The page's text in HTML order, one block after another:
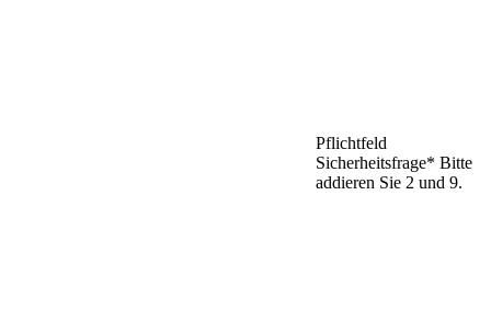
Pflichtfeld
Sicherheitsfrage* Bitte
addieren Sie 2 und 9.